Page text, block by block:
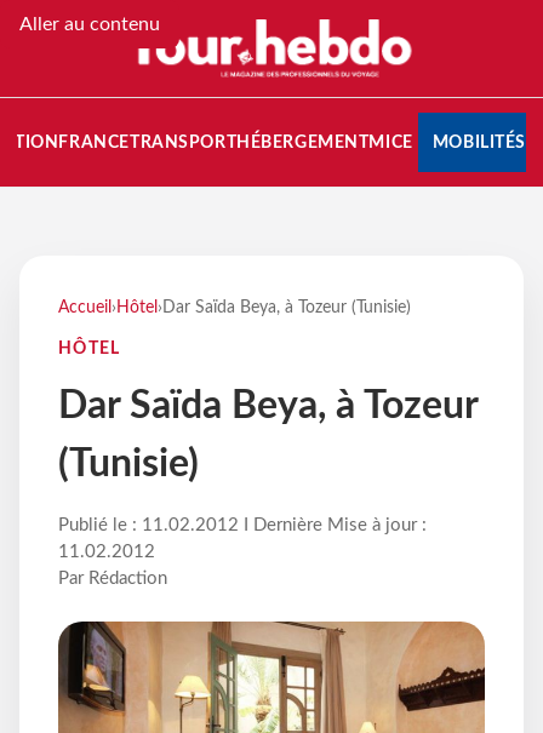
Aller au contenu
FRANCETRANSPORT HÉBERGEMENTMICE MOBILITÉS
Accueil › Hôtel › Dar Saïda Beya, à Tozeur (Tunisie)
HÔTEL
Dar Saïda Beya, à Tozeur
(Tunisie)
Publié le : 11.02.2012 I Dernière Mise à jour :
11.02.2012
Par Rédaction